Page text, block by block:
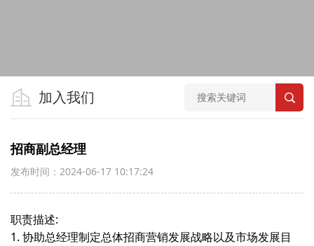
加入我们
招商副总经理
发布时间：2024-06-17 10:17:24
职责描述:
1. 协助总经理制定总体招商营销发展战略以及市场发展目